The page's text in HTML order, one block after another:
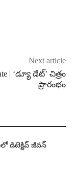
Next article
| ‘డ్యూ డేట్‌’ చిత్రం
ప్రారంభం
డిటెక్టివ్ జీవన్